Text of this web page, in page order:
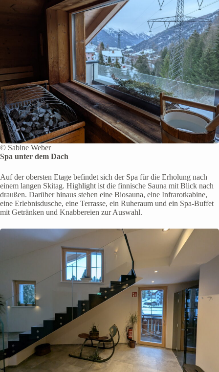
© Sabine Weber
Spa unter dem Dach
Auf der obersten Etage befindet sich der Spa für die Erholung nach
einem langen Skitag. Highlight ist die finnische Sauna mit Blick nach
draußen. Darüber hinaus stehen eine Biosauna, eine Infrarotkabine,
eine Erlebnisdusche, eine Terrasse, ein Ruheraum und ein Spa-Buffet
mit Getränken und Knabbereien zur Auswahl.